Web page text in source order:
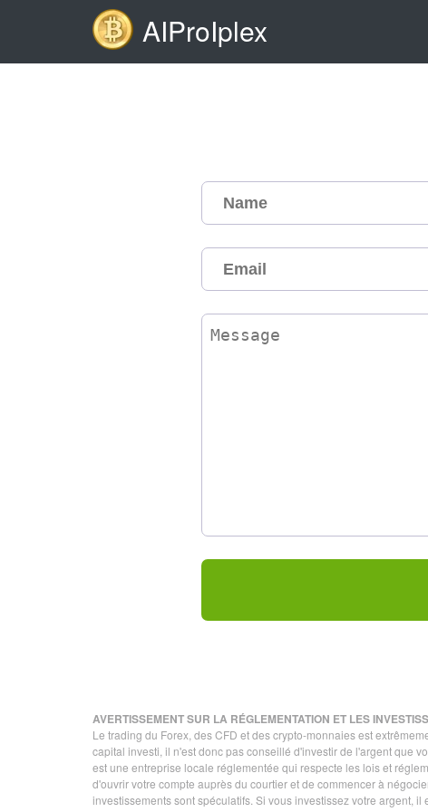
AIProIplex
AVERTISSEMENT SUR LA RÉGLEMENTATION ET LES
Le trading du Forex, des CFD et des crypto-monnaies est
capital investi, il n'est donc pas conseillé d'investir de l'argent que
est une entreprise locale réglementée qui respecte les lois et
d'ouvrir votre compte auprès du courtier et de commencer à
investissements sont spéculatifs. Si vous investissez votre argent,